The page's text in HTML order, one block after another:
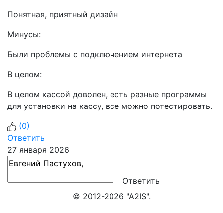
Понятная, приятный дизайн
Минусы:
Были проблемы с подключением интернета
В целом:
В целом кассой доволен, есть разные программы
для установки на кассу, все можно потестировать.
(0)
Ответить
27 января 2026
Ответить
© 2012-2026 "A2IS".